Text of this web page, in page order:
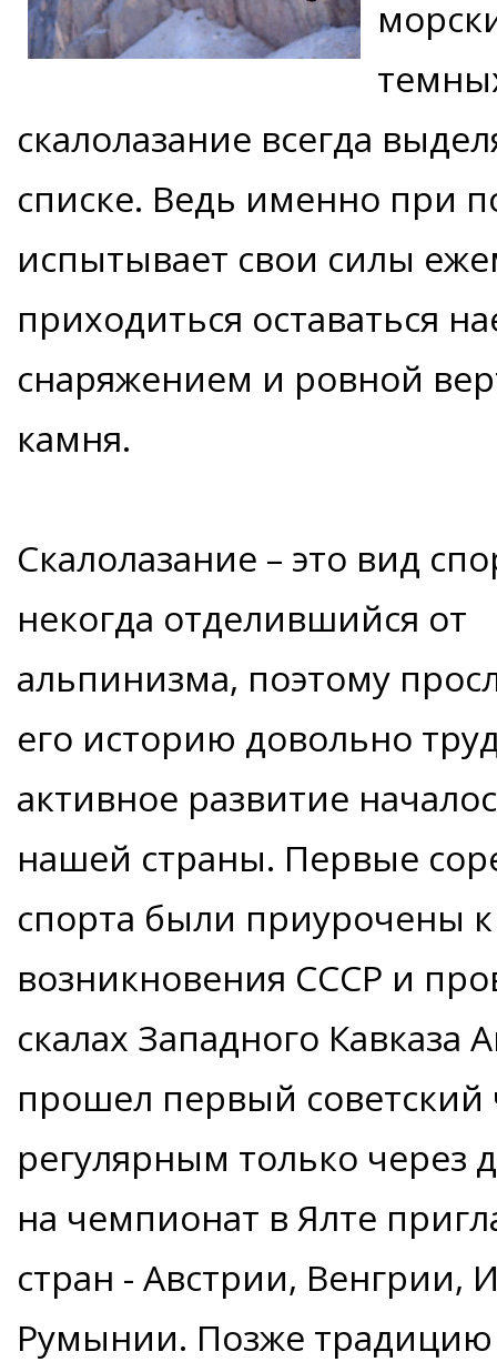
скалолазание всегда
списке. Ведь именно при
испытывает свои силы
приходиться оставаться
снаряжением и ровной
камня.
Скалолазание – это вид
некогда отделившийся от
альпинизма, поэтому
его историю довольно
активное развитие
нашей страны. Первые
спорта были приурочены
возникновения СССР и
скалах Западного Кавказа
прошел первый
регулярным только через
на чемпионат в Ялте
стран - Австрии, Венгрии,
Румынии. Позже